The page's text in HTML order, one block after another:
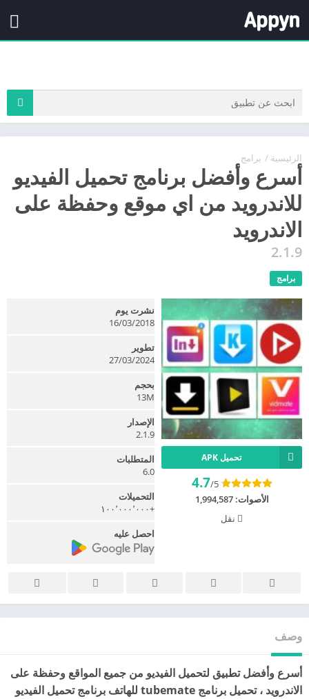
الرئيسية / برامج
أسرع وأفضل برنامج تحميل الفيديو
للاندرويد من اي موقع وحفظة على
الاندرويد
2.1.9
برامج
تحميل APK
4.7/5
الأصوات:1,994,587
نقل
نشرت يوم
16/03/2018
تطوير
27/03/2024
بحجم
13M
الإصدار
2.1.9
المتطلبات
6.0
التحميلات
+١٠٠٬٠٠٠٬٠٠٠
احصل عليه
وصف
أسرع وأفضل تطبيق لتحميل الفيديو من جميع المواقع وحفظة على
الاندرويد ، تحميل برنامج tubemate للهاتف برنامج تحميل الفيديو